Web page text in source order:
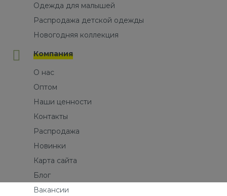
Одежда для малышей
Распродажа детской одежды
Новогодняя коллекция
Компания
О нас
Оптом
Наши ценности
Контакты
Распродажа
Новинки
Карта сайта
Блог
Вакансии